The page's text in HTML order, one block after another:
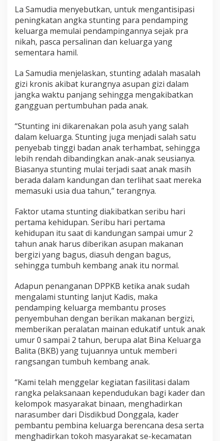
a
m
p
n
e
u
a
r
a
La Samudia menyebutkan, untuk mengantisipasi
peningkatan angka stunting para pendamping
keluarga memulai pendampingannya sejak pra
nikah, pasca persalinan dan keluarga yang
sementara hamil.
La Samudia menjelaskan, stunting adalah masalah
gizi kronis akibat kurangnya asupan gizi dalam
jangka waktu panjang sehingga mengakibatkan
gangguan pertumbuhan pada anak.
“Stunting ini dikarenakan pola asuh yang salah
dalam keluarga. Stunting juga menjadi salah satu
penyebab tinggi badan anak terhambat, sehingga
lebih rendah dibandingkan anak-anak seusianya.
Biasanya stunting mulai terjadi saat anak masih
berada dalam kandungan dan terlihat saat mereka
memasuki usia dua tahun,” terangnya.
Faktor utama stunting diakibatkan seribu hari
pertama kehidupan. Seribu hari pertama
kehidupan itu saat di kandungan sampai umur 2
tahun anak harus diberikan asupan makanan
bergizi yang bagus, diasuh dengan bagus,
sehingga tumbuh kembang anak itu normal.
Adapun penanganan DPPKB ketika anak sudah
mengalami stunting lanjut Kadis, maka
pendamping keluarga membantu proses
penyembuhan dengan berikan makanan bergizi,
memberikan peralatan mainan edukatif untuk anak
umur 0 sampai 2 tahun, berupa alat Bina Keluarga
Balita (BKB) yang tujuannya untuk memberi
rangsangan tumbuh kembang anak.
“Kami telah menggelar kegiatan fasilitasi dalam
rangka pelaksanaan kependudukan bagi kader dan
kelompok masyarakat binaan, menghadirkan
narasumber dari Disdikbud Donggala, kader
pembantu pembina keluarga berencana desa serta
menghadirkan tokoh masyarakat se-kecamatan